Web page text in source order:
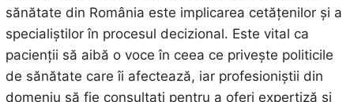
sănătate din România este implicarea cetățenilor și a
specialiștilor în procesul decizional. Este vital ca
pacienții să aibă o voce în ceea ce privește politicile
de sănătate care îi afectează, iar profesioniștii din
domeniu să fie consultați pentru a oferi expertiză și